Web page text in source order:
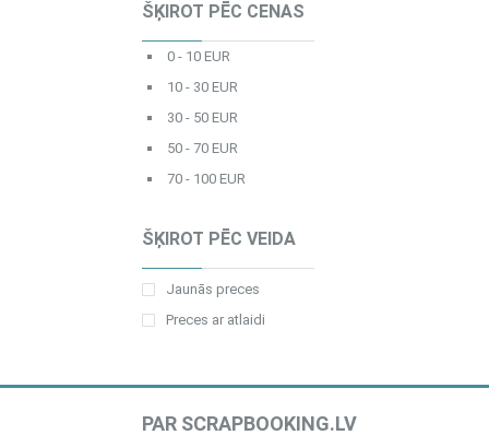
ŠĶIROT PĒC CENAS
0 - 10 EUR
10 - 30 EUR
30 - 50 EUR
50 - 70 EUR
70 - 100 EUR
ŠĶIROT PĒC VEIDA
Jaunās preces
Preces ar atlaidi
PAR SCRAPBOOKING.LV